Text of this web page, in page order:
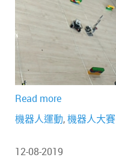
Read more
機器人運動,機器人大賽
12-08-2019